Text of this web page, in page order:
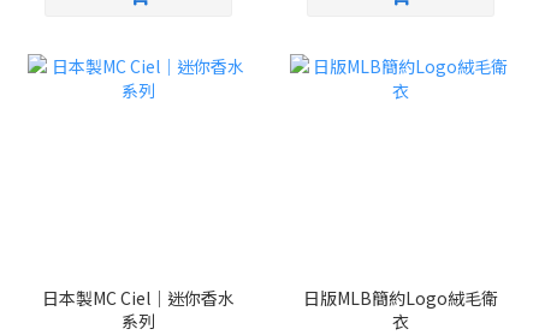
日本製MC Ciel｜迷你香水
系列
日版MLB簡約Logo絨毛衛
衣